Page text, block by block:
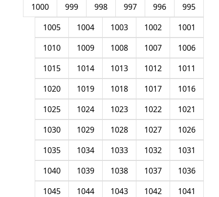
995
996
997
998
999
1000
1001
1002
1003
1004
1005
1006
1007
1008
1009
1010
1011
1012
1013
1014
1015
1016
1017
1018
1019
1020
1021
1022
1023
1024
1025
1026
1027
1028
1029
1030
1031
1032
1033
1034
1035
1036
1037
1038
1039
1040
1041
1042
1043
1044
1045